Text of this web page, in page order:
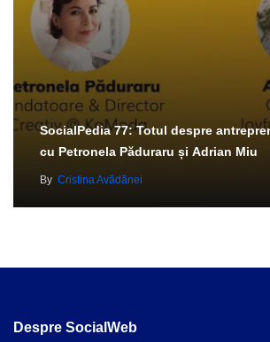
SocialPedia 77: Totul despre
cu Petronela Păduraru și Adrian Miu
By Cristina Avădănei
Despre SocialWeb